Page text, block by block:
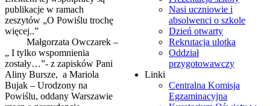
Nasi uczniowie i
absolwenci o szkole
Dzień otwarty
Rekrutacja ulotka
Oddział
przygotowawczy
Linki
Centralna Komisja
Egzaminacyjna
publikacje w ramach
zeszytów „O Powiślu trochę
więcej..”
Małgorzata Owczarek –
„ I tylko wspomnienia
zostały…”- z zapisków Pani
Aliny Bursze, a Mariola
Bujak – Urodzony na
Powiślu, oddany Warszawie